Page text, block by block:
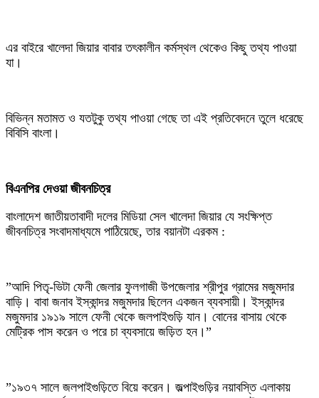
‎এর বাইরে খালেদা জিয়ার বাবার তৎকালীন কর্মস্থল থেকেও কিছু তথ্য পাওয়া
যা।
‎বিভিন্ন মতামত ও যতটুকু তথ্য পাওয়া গেছে তা এই প্রতিবেদনে তুলে ধরেছে
বিবিসি বাংলা।
‎বিএনপির দেওয়া জীবনচিত্র
‎বাংলাদেশ জাতীয়তাবাদী দলের মিডিয়া সেল খালেদা জিয়ার যে সংক্ষিপ্ত
জীবনচিত্র সংবাদমাধ্যমে পাঠিয়েছে, তার বয়ানটা এরকম :
‎”আদি পিতৃ-ভিটা ফেনী জেলার ফুলগাজী উপজেলার শ্রীপুর গ্রামের মজুমদার
বাড়ি। বাবা জনাব ইস্কান্দর মজুমদার ছিলেন একজন ব্যবসায়ী। ইস্কান্দর
মজুমদার ১৯১৯ সালে ফেনী থেকে জলপাইগুড়ি যান। বোনের বাসায় থেকে
মেট্রিক পাস করেন ও পরে চা ব্যবসায়ে জড়িত হন।”
‎”১৯৩৭ সালে জলপাইগুড়িতে বিয়ে করেন। জল্পাইগুড়ির নয়াবস্তি এলাকায়